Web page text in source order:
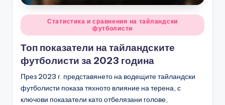
Posted
in
Статистика и сравнения на тайландски
футболисти
Топ показатели на тайландските
футболисти за 2023 година
През 2023 г. представянето на водещите тайландски
футболисти показа тяхното влияние на терена, с
ключови показатели като отбелязани голове,